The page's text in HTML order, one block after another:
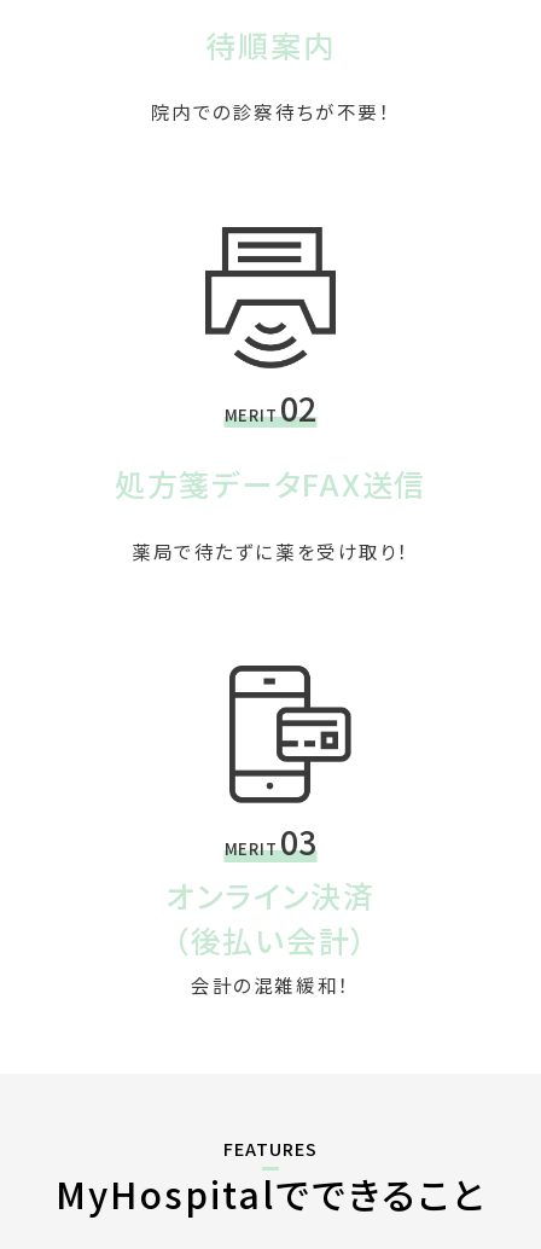
待順案内
院内での診察待ちが不要！
MERIT02
処方箋データFAX送信
薬局で待たずに薬を受け取り！
MERIT03
オンライン決済
（後払い会計）
会計の混雑緩和！
FEATURES
MyHospitalでできること